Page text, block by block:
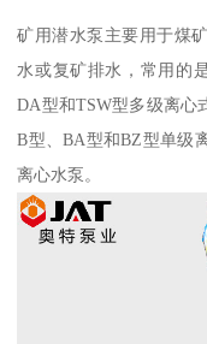
矿用潜水泵主要用于煤
水或复矿排水，常用的
DA型和TSW型多级离心
B型、BA型和BZ型单级
离心水泵。